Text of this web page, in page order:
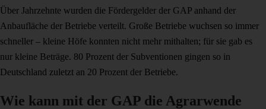
Über Jahrzehnte wurden die Fördergelder der GAP anhand der
Anbaufläche der Betriebe verteilt. Große Betriebe wuchsen so immer
schneller – kleine Höfe konnten nicht mehr mithalten; für sie gab es
nur kleine Beträge. 80 Prozent der Subventionen gingen so in
Deutschland zuletzt an 20 Prozent der Betriebe.
Wie kann mit der GAP die Agrarwende